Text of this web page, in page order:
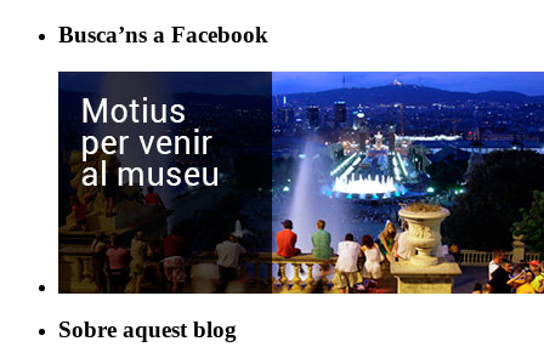
Busca’ns a Facebook
Sobre aquest blog